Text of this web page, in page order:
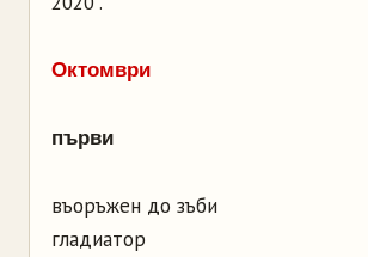
Октомври
първи
въоръжен до зъби
гладиатор